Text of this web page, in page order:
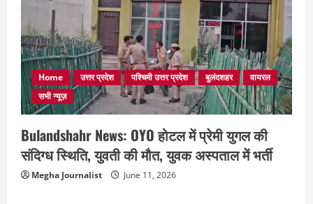
Home उत्तर प्रदेश पश्चिमी उत्तर प्रदेश बुलंदशहर
वायरल
सभी न्यूज़
Bulandshahr News: OYO होटल में प्रेमी युगल की
संदिग्ध स्थिति, युवती की मौत, युवक अस्पताल में भर्ती
Megha Journalist June 11, 2026